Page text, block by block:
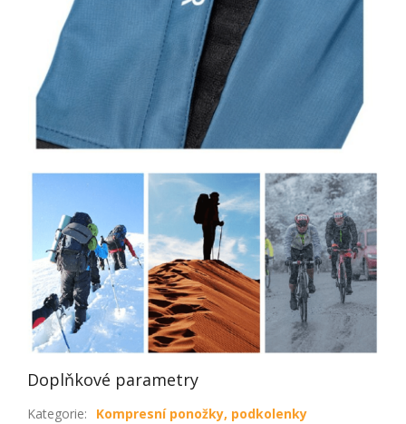
Doplňkové parametry
Kategorie:
Kompresní ponožky, podkolenky